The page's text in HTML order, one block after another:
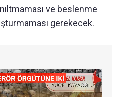
ve beslenme
gerekecek.